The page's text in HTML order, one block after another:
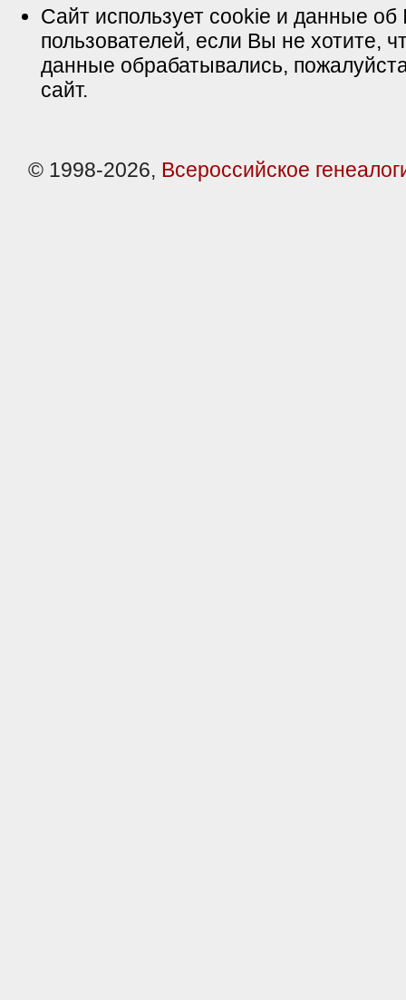
Сайт использует cookie и данные об
пользователей, если Вы не хотите,
данные обрабатывались,
сайт.
© 1998-2026, Всероссийское